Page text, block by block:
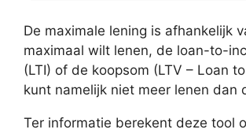
De maximale lening is afhankelijk
maximaal wilt lenen, de loan-to-
(LTI) of de koopsom (LTV – Loan
kunt namelijk niet meer lenen dan
Ter informatie berekent deze tool